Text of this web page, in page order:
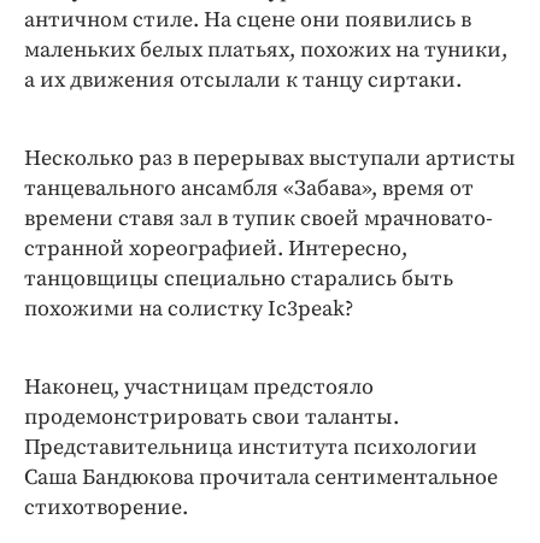
античном стиле. На сцене они появились в
маленьких белых платьях, похожих на туники,
а их движения отсылали к танцу сиртаки.
Несколько раз в перерывах выступали артисты
танцевального ансамбля «Забава», время от
времени ставя зал в тупик своей мрачновато-
странной хореографией. Интересно,
танцовщицы специально старались быть
похожими на солистку Ic3peak?
Наконец, участницам предстояло
продемонстрировать свои таланты.
Представительница института психологии
Саша Бандюкова прочитала сентиментальное
стихотворение.